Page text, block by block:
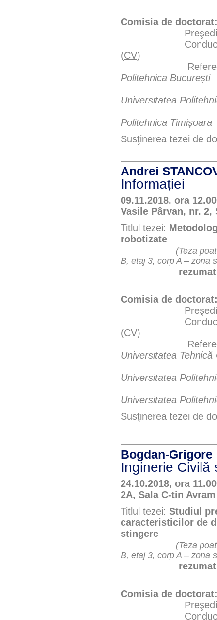
Comisia de doctorat:
Conducător
(CV)
Politehnica București
Universitatea
Politehnica Timișoara
Susţinerea tezei de
Andrei
Informației
09.11.2018, ora
Vasile Pârvan, nr. 2,
Titlul tezei:
robotizate
(Teza
B, etaj 3, corp A – zona
rezumat
Comisia de doctorat:
Conducător
(CV)
Universitatea Tehnică
Universitatea
Universitatea
Susţinerea tezei de
Bogdan-
Inginerie Civilă
24.10.2018, ora
2A, Sala C-tin
Titlul tezei: Studiul
caracteristicilor de
stingere
(Teza
B, etaj 3, corp A – zona
rezumat
Comisia de doctorat:
Conducător